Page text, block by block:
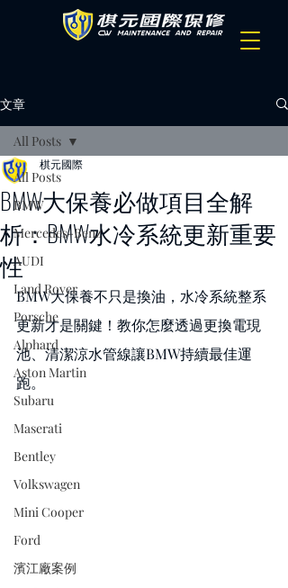
文章
All Posts
BMW
Mercedes-Benz
AUDI
Land Rover
Porsche
Alphard
Aston Martin
Subaru
Maserati
Bentley
Volkswagen
Mini Cooper
Ford
濱江廠案例
All Posts
BMW大保養必做項目全解
析：BMW水冷系統更新重要
性
棋元國際
BMW大保養不只是換油，水冷系統整系
更新才是關鍵！教你怎麼透過更換電現
池、清潔涼水管線讓BMW持續最佳運
跑。